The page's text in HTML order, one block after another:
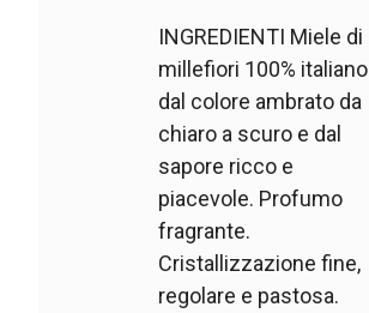
INGREDIENTI Miele di
millefiori 100% italiano
dal colore ambrato da
chiaro a scuro e dal
sapore ricco e
piacevole. Profumo
fragrante.
Cristallizzazione fine,
regolare e pastosa.